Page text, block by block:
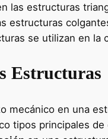
las estructuras
estructuras
se utilizan en la
Estructuras
mecánico en una
tipos principales